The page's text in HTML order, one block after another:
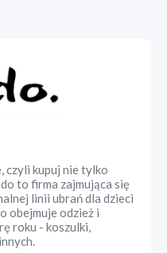
czyli kupuj nie tylko
to firma zajmująca się
linii ubrań dla dzieci
obejmuje odzież i
roku - koszulki,